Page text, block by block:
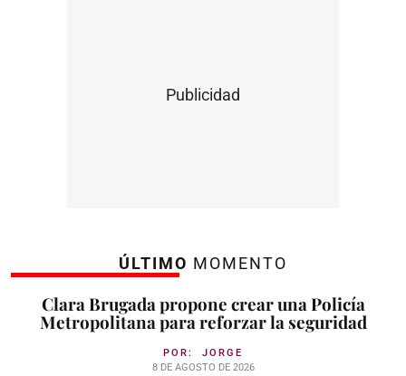
Publicidad
ÚLTIMO MOMENTO
Clara Brugada propone crear una Policía
Metropolitana para reforzar la seguridad
POR: JORGE
8 DE AGOSTO DE 2026